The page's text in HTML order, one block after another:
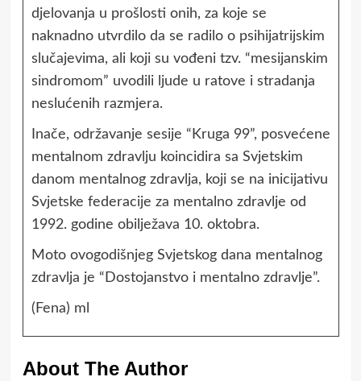
djelovanja u prošlosti onih, za koje se
naknadno utvrdilo da se radilo o psihijatrijskim
slučajevima, ali koji su vođeni tzv. “mesijanskim
sindromom” uvodili ljude u ratove i stradanja
neslućenih razmjera.
Inače, održavanje sesije “Kruga 99”, posvećene
mentalnom zdravlju koincidira sa Svjetskim
danom mentalnog zdravlja, koji se na inicijativu
Svjetske federacije za mentalno zdravlje od
1992. godine obilježava 10. oktobra.
Moto ovogodišnjeg Svjetskog dana mentalnog
zdravlja je “Dostojanstvo i mentalno zdravlje”.
(Fena) ml
About The Author